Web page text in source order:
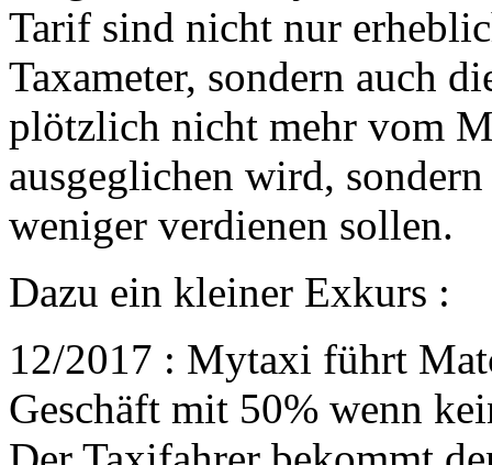
Tarif sind nicht nur
Taxameter, sondern auch
plötzlich nicht mehr vom
ausgeglichen wird,
weniger verdienen sollen.
Dazu ein kleiner Exkurs :
12/2017 : Mytaxi führt
Geschäft mit 50% wenn